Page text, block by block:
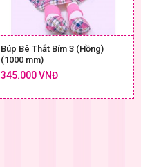
Búp Bê Thắt Bím 3 (Hồng)
(1000 mm)
345.000 VNĐ